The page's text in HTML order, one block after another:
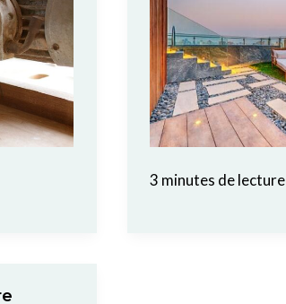
3 minutes de lecture